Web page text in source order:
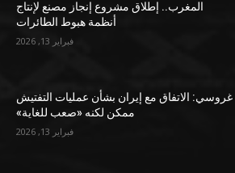
المغرب.. إطلاق مشروع إنجاز مصنع لإنتاج
أنظمة هبوط الطائرات
فبراير 13, 2026
غروسي: الاتفاق مع إيران بشأن عمليات التفتيش
ممكن لكنه «صعب للغاية»
فبراير 13, 2026